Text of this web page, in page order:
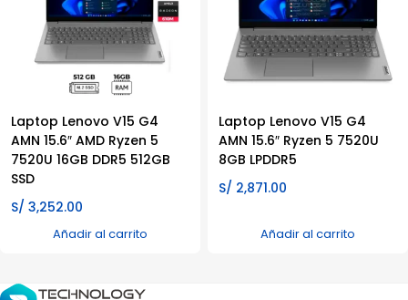
Laptop Lenovo V15 G4
AMN 15.6″ AMD Ryzen 5
7520U 16GB DDR5 512GB
SSD
S/ 3,252.00
Añadir al carrito
Laptop Lenovo V15 G4
AMN 15.6″ Ryzen 5 7520U
8GB LPDDR5
S/ 2,871.00
Añadir al carrito